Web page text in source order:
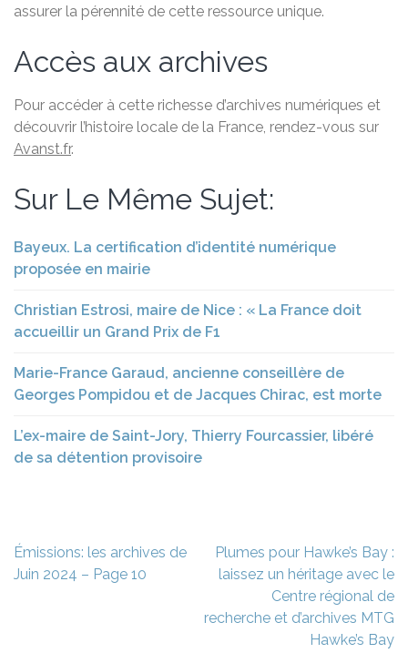
assurer la pérennité de cette ressource unique.
Accès aux archives
Pour accéder à cette richesse d’archives numériques et
découvrir l’histoire locale de la France, rendez-vous sur
Avanst.fr.
Sur Le Même Sujet:
Bayeux. La certification d’identité numérique
proposée en mairie
Christian Estrosi, maire de Nice : « La France doit
accueillir un Grand Prix de F1
Marie-France Garaud, ancienne conseillère de
Georges Pompidou et de Jacques Chirac, est morte
L’ex-maire de Saint-Jory, Thierry Fourcassier, libéré
de sa détention provisoire
Navigation
de
Émissions: les archives de
Juin 2024 – Page 10
Plumes pour Hawke’s Bay :
laissez un héritage avec le
Centre régional de
recherche et d’archives MTG
Hawke’s Bay